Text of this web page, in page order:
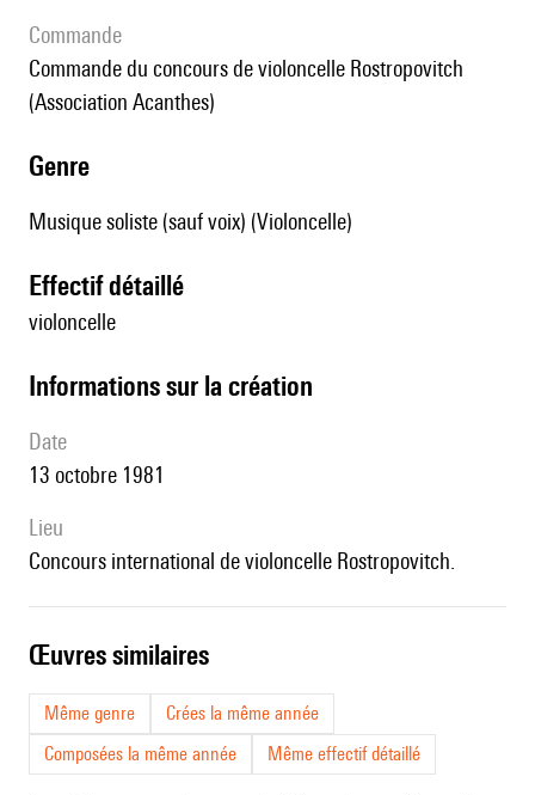
Commande
Commande du concours de violoncelle Rostropovitch
(Association Acanthes)
genre
Musique soliste (sauf voix) (Violoncelle)
effectif détaillé
violoncelle
informations sur la création
date
13 octobre 1981
lieu
Concours international de violoncelle Rostropovitch.
œuvres similaires
Même genre
Crées la même année
Composées la même année
Même effectif détaillé